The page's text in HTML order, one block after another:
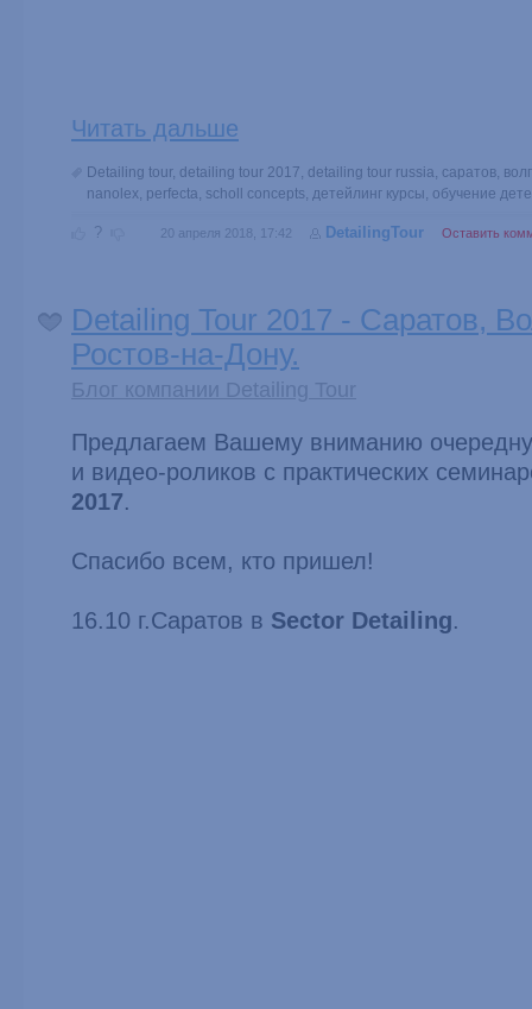
Читать дальше
Detailing tour, detailing tour 2017, detailing tour russia, саратов,
nanolex, perfecta, scholl concepts, детейлинг курсы, обучение
? 20 апреля 2018, 17:42 DetailingTour Оставить
Detailing Tour 2017 - Саратов,
Ростов-на-Дону.
Блог компании Detailing Tour
Предлагаем Вашему вниманию
и видео-роликов с практических
2017.
Спасибо всем, кто пришел!
16.10 г.Саратов в Sector Detailing.